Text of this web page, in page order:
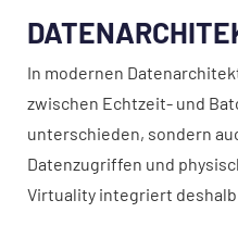
In modernen
zwischen Echtzeit- und
unterschieden, sondern
Datenzugriffen und
Virtuality integriert